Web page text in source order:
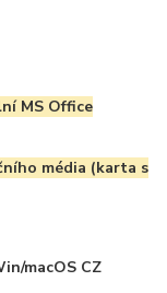
MS Office
média (karta s
macOS CZ